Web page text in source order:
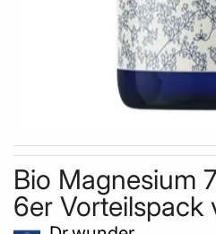
Skip to the beginning of the
Bio Magnesium
6er Vorteilspack